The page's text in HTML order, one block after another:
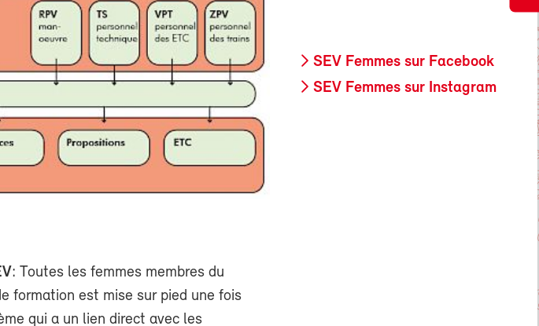
: Toutes les femmes membres du
formation est mise sur pied une fois
qui a un lien direct avec les
SEV Femmes sur Facebook
SEV Femmes sur Instagram